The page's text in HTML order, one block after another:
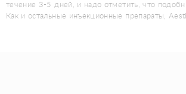
течение 3-5 дней, и надо отметить, что
Как и остальные инъекционные препараты,